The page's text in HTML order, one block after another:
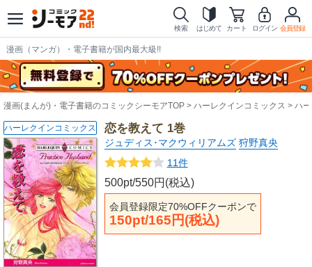
検索 はじめて カート ログイン 会員登録
漫画（マンガ）・電子書籍が国内最大級!!
漫画(まんが)・電子書籍のコミックシーモアTOP ハーレクインコミックス ハ
恋を教えて 1巻
ジュディス･マクウィリアムズ 狩野真央
11件
500pt/550円(税込)
会員登録限定70%OFFクーポンで
150pt/165円(税込)
ハーレクインコミックス